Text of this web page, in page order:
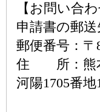
【お問い合
申請書の郵送
郵便番号：〒
住 所：熊本
河陽1705番
南阿蘇